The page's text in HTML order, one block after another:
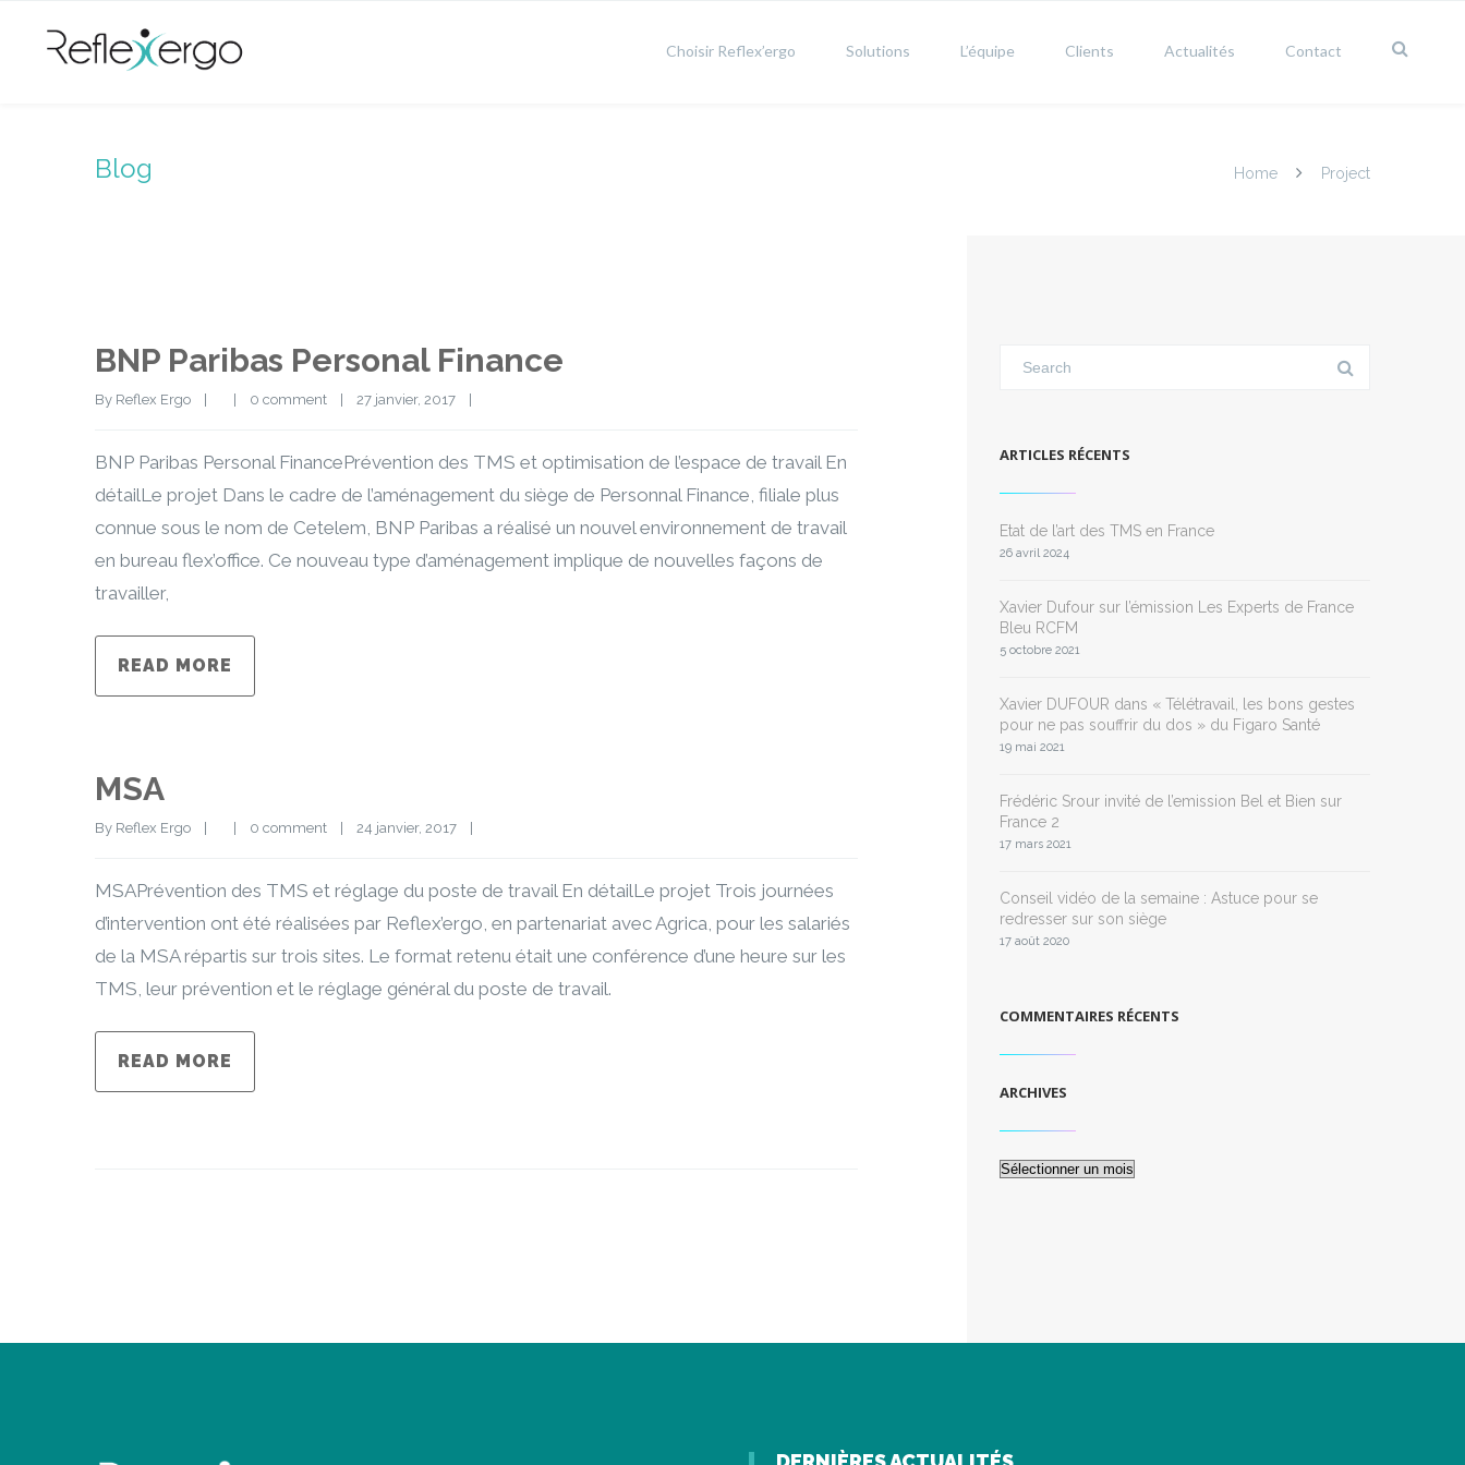
Choisir Reflex’ergo Solutions L’équipe Clients Actualités Contact
Blog Home Project
BNP Paribas Personal Finance
By Reflex Ergo 0 comment 27 janvier, 2017
BNP Paribas Personal FinancePrévention des TMS et optimisation de l’espace de travail En
détailLe projet Dans le cadre de l’aménagement du siège de Personnal Finance, filiale plus
connue sous le nom de Cetelem, BNP Paribas a réalisé un nouvel environnement de travail
en bureau flex’office. Ce nouveau type d’aménagement implique de nouvelles façons de
travailler,
READ MORE
MSA
By Reflex Ergo 0 comment 24 janvier, 2017
MSAPrévention des TMS et réglage du poste de travail En détailLe projet Trois journées
d’intervention ont été réalisées par Reflex’ergo, en partenariat avec Agrica, pour les salariés
de la MSA répartis sur trois sites. Le format retenu était une conférence d’une heure sur les
TMS, leur prévention et le réglage général du poste de travail.
READ MORE
ARTICLES RÉCENTS
Etat de l’art des TMS en France
26 avril 2024
Xavier Dufour sur l’émission Les Experts de France
Bleu RCFM
5 octobre 2021
Xavier DUFOUR dans « Télétravail, les bons gestes
pour ne pas souffrir du dos » du Figaro Santé
19 mai 2021
Frédéric Srour invité de l’emission Bel et Bien sur
France 2
17 mars 2021
Conseil vidéo de la semaine : Astuce pour se
redresser sur son siège
17 août 2020
COMMENTAIRES RÉCENTS
ARCHIVES
Archives